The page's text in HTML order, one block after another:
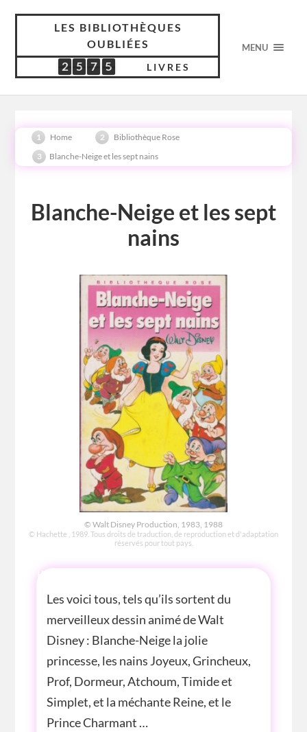
LES BIBLIOTHÈQUES
OUBLIÉES
2
5
2 5
2
5 7
0
7 5
8
5 LIVRES
MENU
Home
Bibliothèque Rose
Blanche-Neige et les sept nains
Blanche-Neige et les sept
nains
© Walt Disney Production, 1983, 1988
© Hachette , 1989. Tous droits de traduction, de reproduction et d'adaptation
réservés pour tout pays.
HISTOIRE
Les voici tous, tels qu’ils sortent du
merveilleux dessin animé de Walt
Disney : Blanche-Neige la jolie
princesse, les nains Joyeux, Grincheux,
Prof, Dormeur, Atchoum, Timide et
Simplet, et la méchante Reine, et le
Prince Charmant …